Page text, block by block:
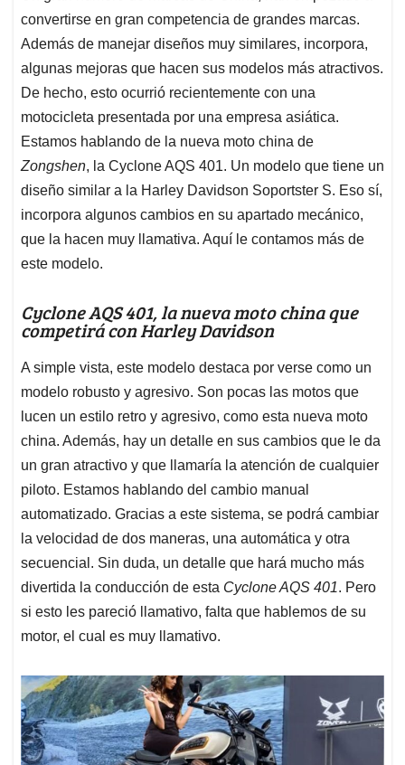
A
p
p
o
o
k
d
I
n
d
s
convertirse en gran competencia de grandes marcas.
Además de manejar diseños muy similares, incorpora,
algunas mejoras que hacen sus modelos más atractivos.
De hecho, esto ocurrió recientemente con una
motocicleta presentada por una empresa asiática.
Estamos hablando de la nueva moto china de
Zongshen, la Cyclone AQS 401. Un modelo que tiene un
diseño similar a la Harley Davidson Soportster S. Eso sí,
incorpora algunos cambios en su apartado mecánico,
que la hacen muy llamativa. Aquí le contamos más de
este modelo.
Cyclone AQS 401, la nueva moto china que
competirá con Harley Davidson
A simple vista, este modelo destaca por verse como un
modelo robusto y agresivo. Son pocas las motos que
lucen un estilo retro y agresivo, como esta nueva moto
china. Además, hay un detalle en sus cambios que le da
un gran atractivo y que llamaría la atención de cualquier
piloto. Estamos hablando del cambio manual
automatizado. Gracias a este sistema, se podrá cambiar
la velocidad de dos maneras, una automática y otra
secuencial. Sin duda, un detalle que hará mucho más
divertida la conducción de esta Cyclone AQS 401. Pero
si esto les pareció llamativo, falta que hablemos de su
motor, el cual es muy llamativo.